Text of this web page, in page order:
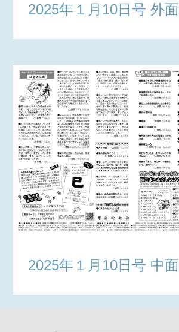
2025年１月10日号 外面
2025年１月10日号 中面